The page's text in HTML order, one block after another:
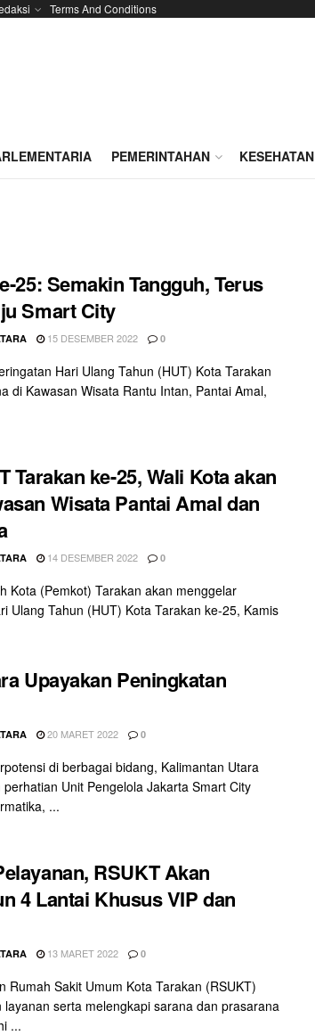
Terms And Conditions
PEMERINTAHAN KESEHATAN
25: Semakin Tangguh, Terus
Smart City
15 DESEMBER 2022 0
Hari Ulang Tahun (HUT) Kota Tarakan
di Kawasan Wisata Rantu Intan, Pantai Amal,
Tarakan ke-25, Wali Kota akan
Wisata Pantai Amal dan
14 DESEMBER 2022 0
Kota (Pemkot) Tarakan akan menggelar
Ulang Tahun (HUT) Kota Tarakan ke-25, Kamis
Upayakan Peningkatan
20 MARET 2022 0
di berbagai bidang, Kalimantan Utara
Unit Pengelola Jakarta Smart City
...
RSUKT Akan
4 Lantai Khusus VIP dan
13 MARET 2022 0
Rumah Sakit Umum Kota Tarakan (RSUKT)
serta melengkapi sarana dan prasarana
...